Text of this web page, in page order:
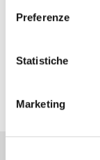
Preferenze
Statistiche
Marketing